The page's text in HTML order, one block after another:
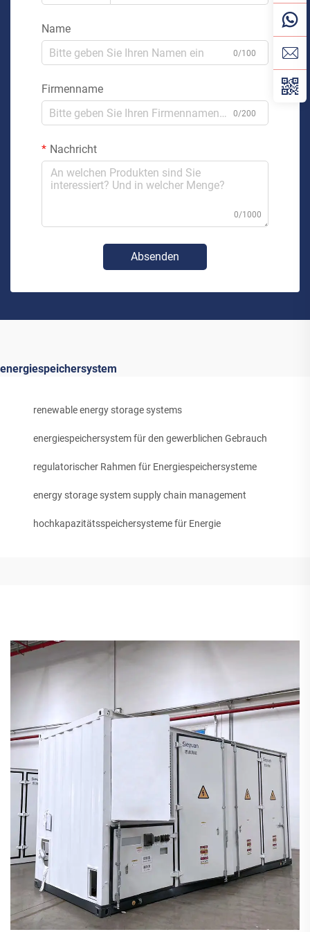
Name
0/100
Firmenname
0/200
Nachricht
0/1000
Absenden
energiespeichersystem
renewable energy storage systems
energiespeichersystem für den gewerblichen Gebrauch
regulatorischer Rahmen für Energiespeichersysteme
energy storage system supply chain management
hochkapazitätsspeichersysteme für Energie